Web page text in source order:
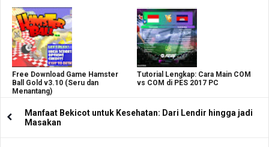
Free Download Game Hamster
Ball Gold v3.10 (Seru dan
Menantang)
Tutorial Lengkap: Cara Main COM
vs COM di PES 2017 PC
Manfaat Bekicot untuk Kesehatan: Dari Lendir hingga jadi
Masakan